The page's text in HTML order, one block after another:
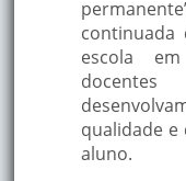
escola
qualidade e
aluno.